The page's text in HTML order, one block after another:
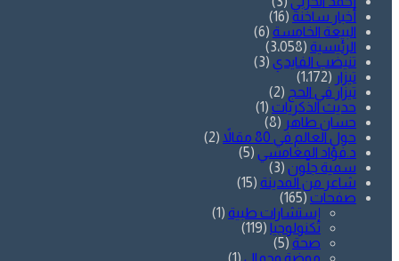
أخبار ساخنة (16)
البيعة الخامسة (6)
الرئيسية (3٬058)
تنيضب الفايدي (3)
تيزار (1٬172)
تيزار في الحج (2)
حديث الذكريات (1)
حسان طاهر (8)
حول العالم في 80 مقالاً
(2)
د.فؤاد المغامسي (5)
سمية جلّون (3)
شاعر من المدينة (15)
صفحات (165)
إستشارات طبية (1)
تكنولوجيا (119)
صحة (5)